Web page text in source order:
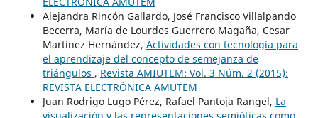
Alejandra Rincón Gallardo, José Francisco Villalpando
Becerra, María de Lourdes Guerrero Magaña, Cesar
Martínez Hernández, Actividades con tecnología para
el aprendizaje del concepto de semejanza de
triángulos , Revista AMIUTEM: Vol. 3 Núm. 2 (2015):
REVISTA ELECTRÓNICA AMUTEM
Juan Rodrigo Lugo Pérez, Rafael Pantoja Rangel, La